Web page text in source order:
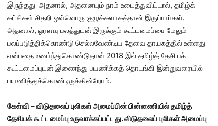
இருந்தது. அதனால், அதனையும் நாம் உடைத்துவிட்டால், தமிழ்க்
கட்சிகள் சிதறி ஒவ்வொரு குழுக்களாகத்தான் இருப்பாா்கள்.
அதனால், ஓரளவு பலத்துடன் இருக்கும் கூட்டமைப்பை மேலும்
பலப்படுத்திக்கொண்டு செல்லவேண்டிய தேவை தாயகத்தில் உள்ளது
என்பதை உணா்ந்துகொண்டுதான் 2018 இல் தமிழ்த் தேசியக்
கூட்டமைப்புடன் இணைந்து பயணிக்கத் தொடங்கி இன்றுவரையில்
பயணித்துக்கொண்டிருக்கின்றோம்.
கேள்வி – விடுதலைப் புலிகள் அமைப்பின் பின்னணியில் தமிழ்த்
தேசியக் கூட்டமைப்பு உருவாக்கப்பட்டது. விடுதலைப் புலிகள் அமைப்பு